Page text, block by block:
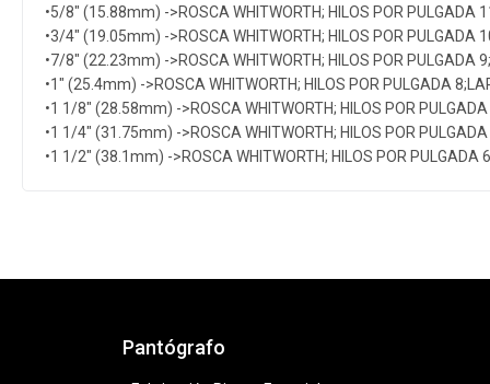
•5/8″ (15.88mm) ->ROSCA WHITWORTH; HILOS POR PULGADA
•3/4″ (19.05mm) ->ROSCA WHITWORTH; HILOS POR PULGADA
•7/8″ (22.23mm) ->ROSCA WHITWORTH; HILOS POR PULGADA
•1″ (25.4mm) ->ROSCA WHITWORTH; HILOS POR PULGADA
•1 1/8″ (28.58mm) ->ROSCA WHITWORTH; HILOS POR PULGADA
•1 1/4″ (31.75mm) ->ROSCA WHITWORTH; HILOS POR PULGADA
•1 1/2″ (38.1mm) ->ROSCA WHITWORTH; HILOS POR PULGADA
Pantógrafo